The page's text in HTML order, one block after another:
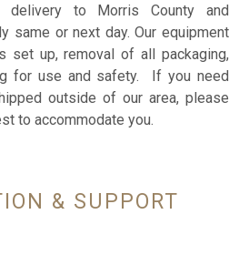
to Morris County and
same or next day. Our equipment
set up, removal of all packaging,
for use and safety. If you need
outside of our area, please
to accommodate you.
& SUPPORT